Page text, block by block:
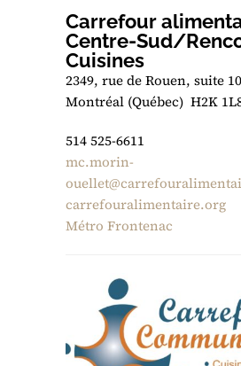
Carrefour
Centre-Sud/
Cuisines
2349, rue de Rouen, suite
Montréal (Québec) H2K
514 525-6611
mc.morin-
carrefouralimentaire.org
Métro Frontenac